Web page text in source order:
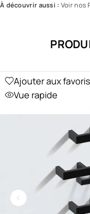
À découvrir aussi : Voir nos
Ajouter aux favoris
Vue rapide